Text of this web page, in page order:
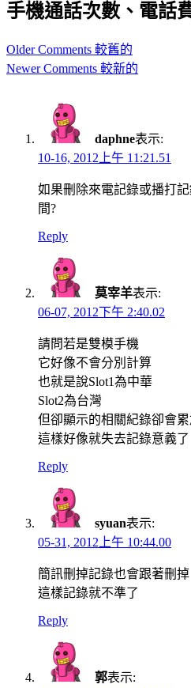
手機通話次數、電話
Comment
navigation
Older Comments 較舊的
Newer Comments 較新的
daphne表示:
10-16, 2012上午 11:21.51
如果刪除來電記錄或播打
間?
Reply
莫宰羊表示:
06-07, 2012下午 2:40.02
請問若是雙模手機
它好像不會分別計算
也就是說Slot1為中華
Slot2為台灣
但卻顯示的相關紀錄卻會
這樣好像就失去記錄意義了
Reply
syuan表示:
05-31, 2012上午 10:44.00
簡訊刪掉記錄也會跟著刪掉
這樣記錄就不準了
Reply
郭表示: